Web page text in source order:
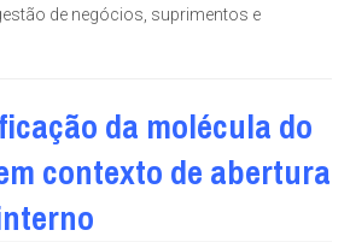
de negócios, suprimentos e
da molécula do
contexto de abertura